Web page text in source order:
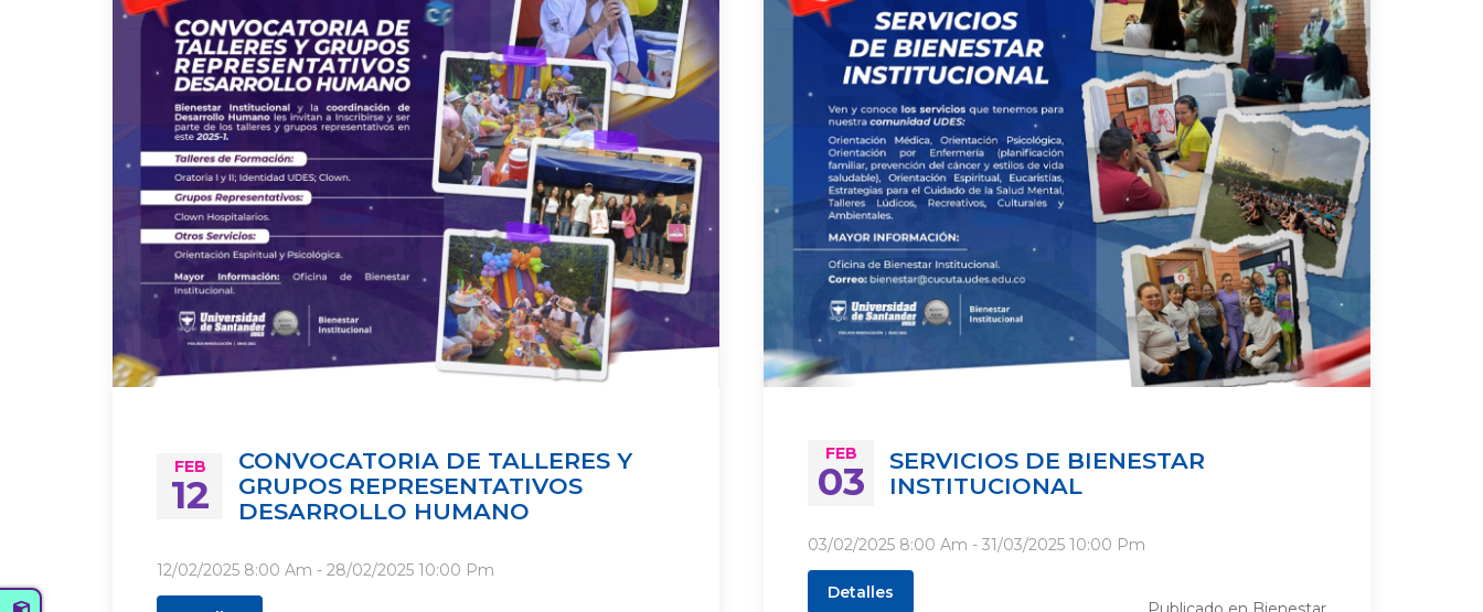
FEB
12
CONVOCATORIA DE TALLERES Y
GRUPOS REPRESENTATIVOS
DESARROLLO HUMANO
12/02/2025 8:00 Am - 28/02/2025 10:00 Pm
FEB
03
SERVICIOS DE BIENESTAR
INSTITUCIONAL
03/02/2025 8:00 Am - 31/03/2025 10:00 Pm
Detalles